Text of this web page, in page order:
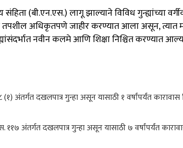
(बी.एन.एस.) लागू झाल्याने विविध गुन्ह्यांच्या
अधिकृतपणे जाहीर करण्यात आला असून, त्यात
नवीन कलमे आणि शिक्षा निश्चित करण्यात
दखलपात्र गुन्हा असून यासाठी १ वर्षांपर्यंत कारावास
अंतर्गत दखलपात्र गुन्हा असून यासाठी ७ वर्षांपर्यंत